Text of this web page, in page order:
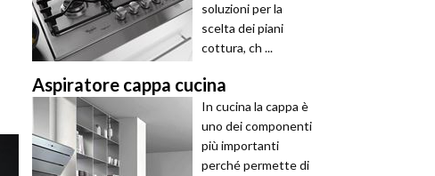
soluzioni per la
scelta dei piani
cottura, ch ...
Aspiratore cappa cucina
In cucina la cappa è
uno dei componenti
più importanti
perché permette di